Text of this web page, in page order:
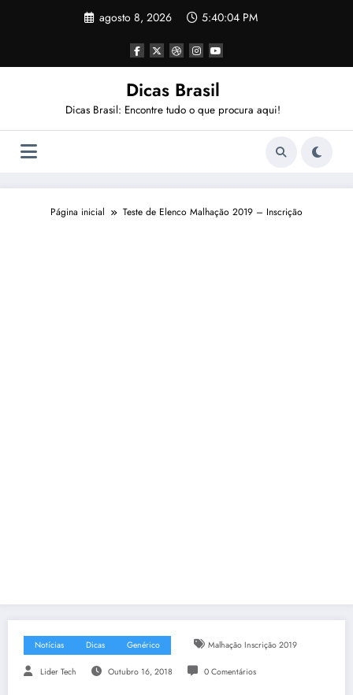
agosto 8, 2026 5:40:05 PM
Dicas Brasil
Dicas Brasil: Encontre tudo o que procura aqui!
Página inicial Teste de Elenco Malhação 2019 – Inscrição
Notícias Dicas Genérico Malhação Inscrição 2019
Lider Tech Outubro 16, 2018 0 Comentários